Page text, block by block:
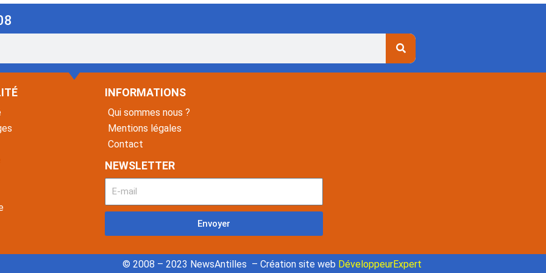
INFORMATIONS
Qui sommes nous ?
Mentions légales
Contact
NEWSLETTER
Envoyer
© 2008 – 2023 NewsAntilles – Création site web DéveloppeurExpert